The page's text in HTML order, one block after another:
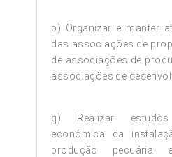
p) Organizar e manter
das associações de
de associações de
associações de
q) Realizar
económica da
produção pecuária